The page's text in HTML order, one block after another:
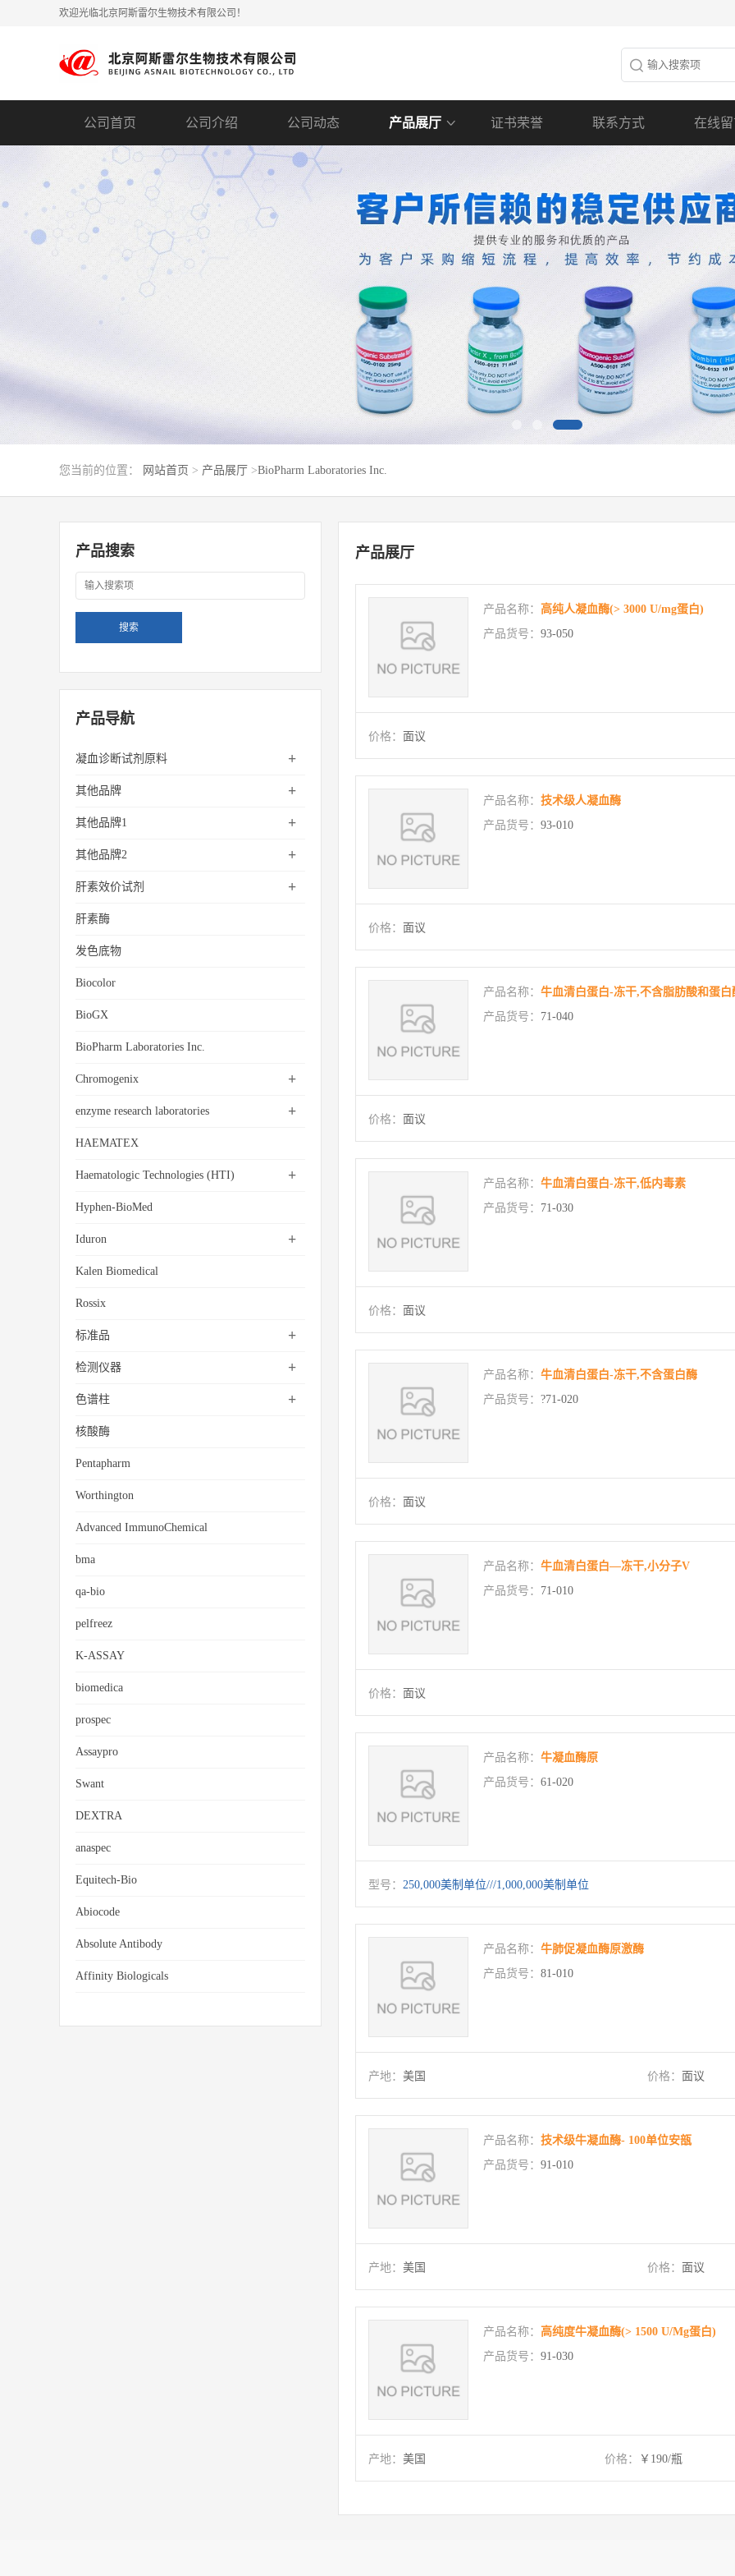
欢迎光临北京阿斯雷尔生物技术有限公司！
公司首页 公司介绍 公司动态 产品展厅 证书荣誉 联系方式 在线
您当前的位置： 网站首页 > 产品展厅 >BioPharm Laboratories Inc.
产品搜索
产品导航
凝血诊断试剂原料 +
其他品牌 +
其他品牌1 +
其他品牌2 +
肝素效价试剂 +
肝素酶
发色底物
Biocolor
BioGX
BioPharm Laboratories Inc.
Chromogenix +
enzyme research laboratories +
HAEMATEX
Haematologic Technologies (HTI) +
Hyphen-BioMed
Iduron +
Kalen Biomedical
Rossix
标准品 +
检测仪器 +
色谱柱 +
核酸酶
Pentapharm
Worthington
Advanced ImmunoChemical
bma
qa-bio
pelfreez
K-ASSAY
biomedica
prospec
Assaypro
Swant
DEXTRA
anaspec
Equitech-Bio
Abiocode
Absolute Antibody
Affinity Biologicals
产品展厅
产品名称： 高纯人凝血酶(> 3000 U/mg蛋白)
产品货号： 93-050
价格： 面议
产品名称： 技术级人凝血酶
产品货号： 93-010
价格： 面议
产品名称： 牛血清白蛋白-冻干,不含脂肪酸和蛋白
产品货号： 71-040
价格： 面议
产品名称： 牛血清白蛋白-冻干,低内毒素
产品货号： 71-030
价格： 面议
产品名称： 牛血清白蛋白-冻干,不含蛋白酶
产品货号： ?71-020
价格： 面议
产品名称： 牛血清白蛋白—冻干,小分子V
产品货号： 71-010
价格： 面议
产品名称： 牛凝血酶原
产品货号： 61-020
型号： 250,000美制单位///1,000,000美制单位
产品名称： 牛肺促凝血酶原激酶
产品货号： 81-010
产地： 美国 价格： 面议
产品名称： 技术级牛凝血酶- 100单位安瓿
产品货号： 91-010
产地： 美国 价格： 面议
产品名称： 高纯度牛凝血酶(> 1500 U/Mg蛋白)
产品货号： 91-030
产地： 美国 价格： ￥190/瓶